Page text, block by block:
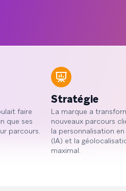
faire
que ses
parcours.
Stratégie
La marque a
nouveaux parcours
la personnalisation
(IA) et la
maximal.